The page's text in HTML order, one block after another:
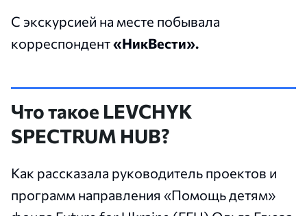
С экскурсией на месте побывала
корреспондент«НикВести».
Что такое LEVCHYK
SPECTRUM HUB?
Как рассказала руководитель проектов и
программ направления «Помощь детям»